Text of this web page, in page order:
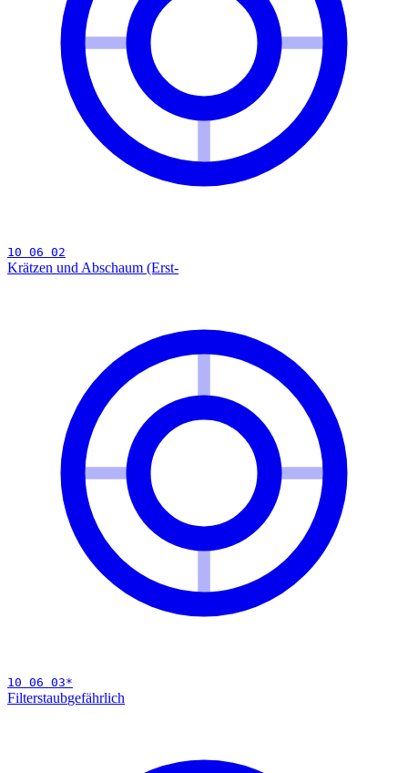
10 06 02
Krätzen und Abschaum (Erst-
10 06 03*
Filterstaubgefährlich